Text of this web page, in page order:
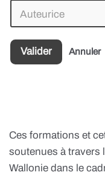
Valider Annuler
Ces formations et
soutenues à travers
Wallonie dans le